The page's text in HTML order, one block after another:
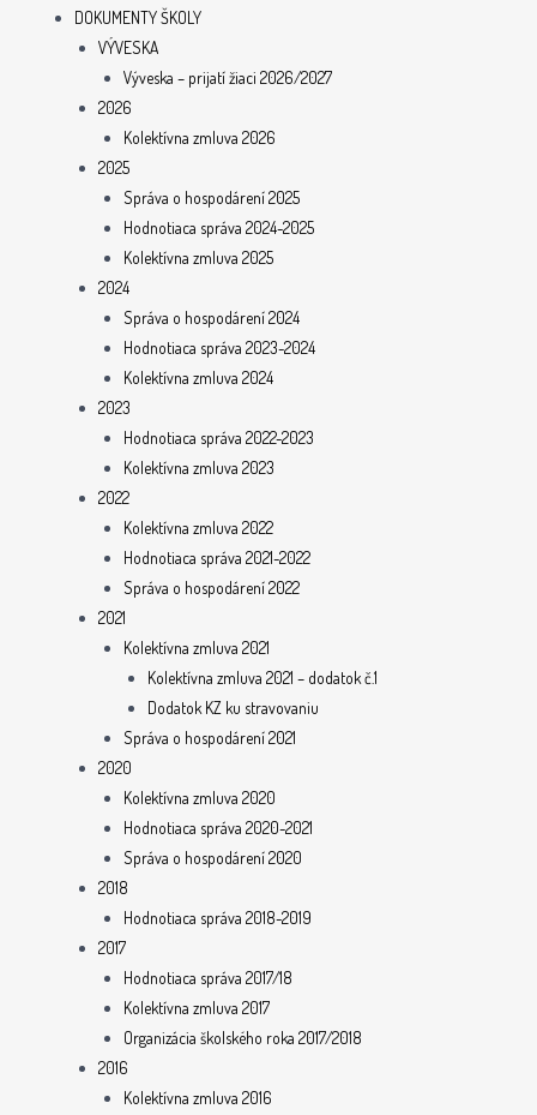
DOKUMENTY ŠKOLY
VÝVESKA
Výveska – prijatí žiaci 2026/2027
2026
Kolektívna zmluva 2026
2025
Správa o hospodárení 2025
Hodnotiaca správa 2024-2025
Kolektívna zmluva 2025
2024
Správa o hospodárení 2024
Hodnotiaca správa 2023-2024
Kolektívna zmluva 2024
2023
Hodnotiaca správa 2022-2023
Kolektívna zmluva 2023
2022
Kolektívna zmluva 2022
Hodnotiaca správa 2021-2022
Správa o hospodárení 2022
2021
Kolektívna zmluva 2021
Kolektívna zmluva 2021 – dodatok č.1
Dodatok KZ ku stravovaniu
Správa o hospodárení 2021
2020
Kolektívna zmluva 2020
Hodnotiaca správa 2020-2021
Správa o hospodárení 2020
2018
Hodnotiaca správa 2018-2019
2017
Hodnotiaca správa 2017/18
Kolektívna zmluva 2017
Organizácia školského roka 2017/2018
2016
Kolektívna zmluva 2016